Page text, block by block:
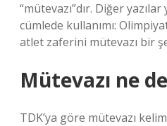
“mütevazı”dır. Diğer
cümlede kullanımı:
atlet zaferini mütevazı bir
Mütevazı ne
TDK’ya göre mütevazı